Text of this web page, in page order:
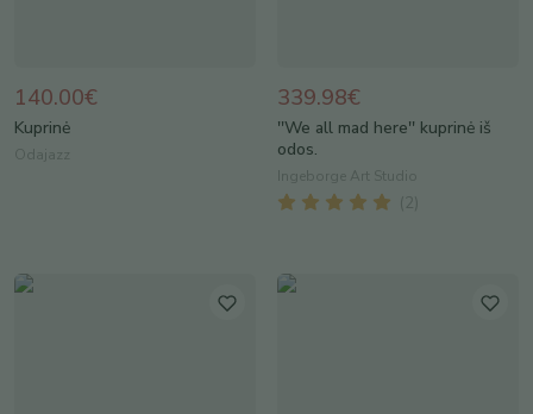
140.00€
Kuprinė
Odajazz
339.98€
''We all mad here'' kuprinė iš
odos.
Ingeborge Art Studio
( 2